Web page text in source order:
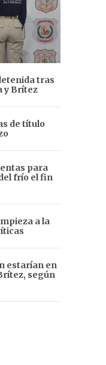
tras
y Brítez
de título
para
frío el fin
a la
estarían en
según